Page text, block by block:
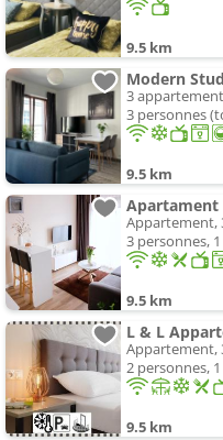
9.5 km
Modern
3
3 personnes
9.5 km
Apartament
Appartement,
3 personnes,
9.5 km
L & L
Appartement,
2 personnes,
9.5 km